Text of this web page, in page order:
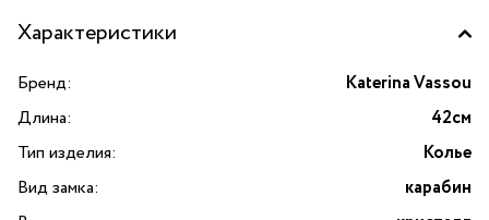
Характеристики
Бренд:
Katerina Vassou
Длина:
42см
Тип изделия:
Колье
Вид замка:
карабин